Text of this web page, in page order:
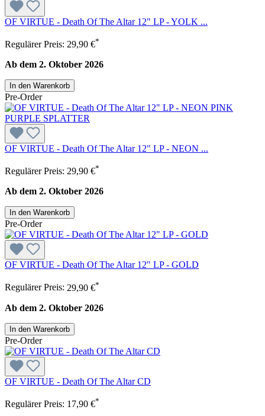
OF VIRTUE - Death Of The Altar 12" LP - YOLK ...
Regulärer Preis: 29,90 €*
Ab dem 2. Oktober 2026
In den Warenkorb
Pre-Order
OF VIRTUE - Death Of The Altar 12" LP - NEON ...
Regulärer Preis: 29,90 €*
Ab dem 2. Oktober 2026
In den Warenkorb
Pre-Order
OF VIRTUE - Death Of The Altar 12" LP - GOLD
Regulärer Preis: 29,90 €*
Ab dem 2. Oktober 2026
In den Warenkorb
Pre-Order
OF VIRTUE - Death Of The Altar CD
Regulärer Preis: 17,90 €*